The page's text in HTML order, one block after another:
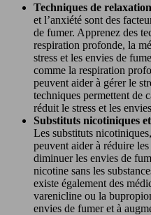
Techniques de
et l’anxiété sont des
de fumer. Apprenez des
respiration profonde, la
stress et les envies de
comme la respiration
peuvent aider à gérer le
techniques permettent de
réduit le stress et les
Substituts nicotiniques
Les substituts
peuvent aider à réduire
diminuer les envies de
nicotine sans les
existe également des
varenicline ou la
envies de fumer et à